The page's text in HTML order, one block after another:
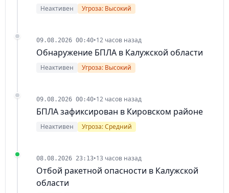
Неактивен Угроза: Высокий
09.08.2026 00:40•12 часов назад
Обнаружение БПЛА в Калужской области
Неактивен Угроза: Высокий
09.08.2026 00:40•12 часов назад
БПЛА зафиксирован в Кировском районе
Неактивен Угроза: Средний
08.08.2026 23:13•13 часов назад
Отбой ракетной опасности в Калужской
области